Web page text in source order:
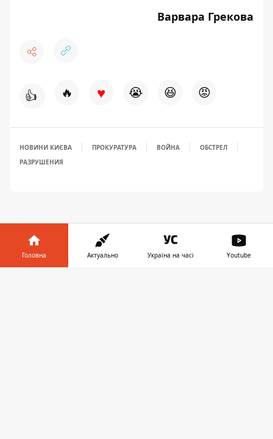
Варвара Грекова
👍 🔥 ♥ 😭 😆 😡
НОВИНИ КИЄВА ПРОКУРАТУРА ВОЙНА
ОБСТРЕЛ
РАЗРУШЕНИЯ
Головна Актуально Україна на часі Youtube